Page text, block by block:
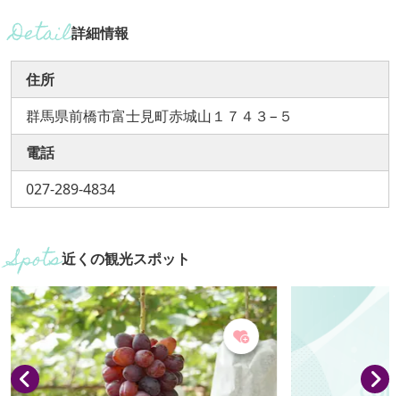
詳細情報
住所
群馬県前橋市富士見町赤城山１７４３−５
電話
027-289-4834
近くの観光スポット